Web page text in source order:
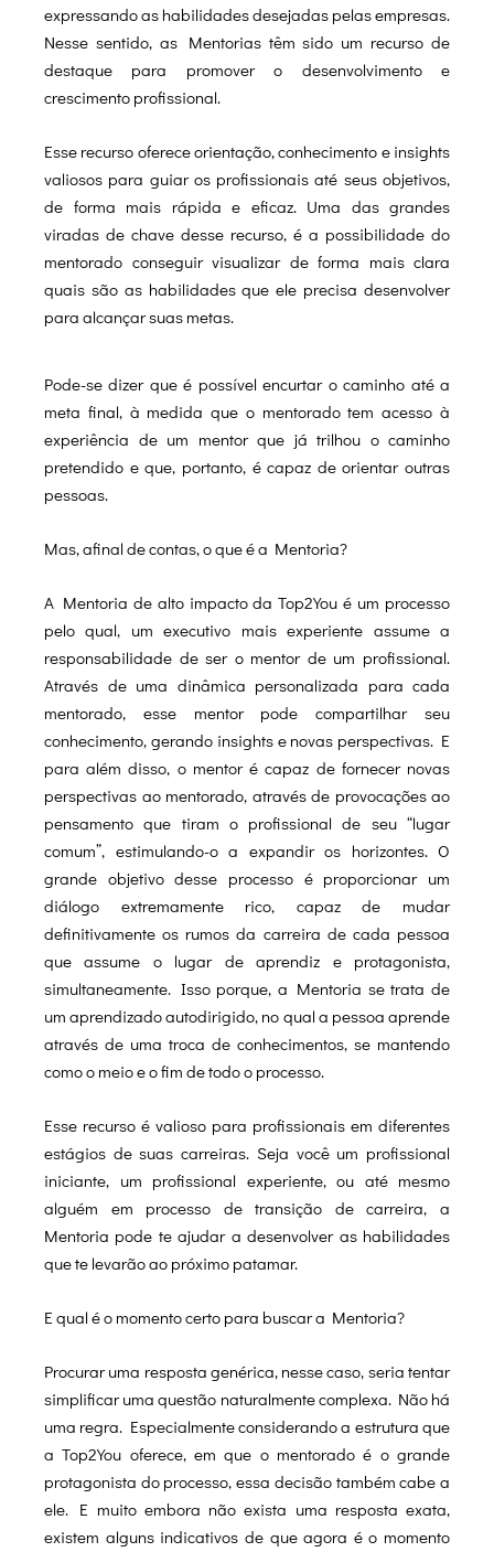
expressando as habilidades desejadas pelas empresas.
Nesse sentido, as Mentorias têm sido um recurso de
destaque para promover o desenvolvimento e
crescimento profissional.
Esse recurso oferece orientação, conhecimento e insights
valiosos para guiar os profissionais até seus objetivos,
de forma mais rápida e eficaz. Uma das grandes
viradas de chave desse recurso, é a possibilidade do
mentorado conseguir visualizar de forma mais clara
quais são as habilidades que ele precisa desenvolver
para alcançar suas metas.
Pode-se dizer que é possível encurtar o caminho até a
meta final, à medida que o mentorado tem acesso à
experiência de um mentor que já trilhou o caminho
pretendido e que, portanto, é capaz de orientar outras
pessoas.
Mas, afinal de contas, o que é a Mentoria?
A Mentoria de alto impacto da Top2You é um processo
pelo qual, um executivo mais experiente assume a
responsabilidade de ser o mentor de um profissional.
Através de uma dinâmica personalizada para cada
mentorado, esse mentor pode compartilhar seu
conhecimento, gerando insights e novas perspectivas. E
para além disso, o mentor é capaz de fornecer novas
perspectivas ao mentorado, através de provocações ao
pensamento que tiram o profissional de seu “lugar
comum”, estimulando-o a expandir os horizontes. O
grande objetivo desse processo é proporcionar um
diálogo extremamente rico, capaz de mudar
definitivamente os rumos da carreira de cada pessoa
que assume o lugar de aprendiz e protagonista,
simultaneamente. Isso porque, a Mentoria se trata de
um aprendizado autodirigido, no qual a pessoa aprende
através de uma troca de conhecimentos, se mantendo
como o meio e o fim de todo o processo.
Esse recurso é valioso para profissionais em diferentes
estágios de suas carreiras. Seja você um profissional
iniciante, um profissional experiente, ou até mesmo
alguém em processo de transição de carreira, a
Mentoria pode te ajudar a desenvolver as habilidades
que te levarão ao próximo patamar.
E qual é o momento certo para buscar a Mentoria?
Procurar uma resposta genérica, nesse caso, seria tentar
simplificar uma questão naturalmente complexa. Não há
uma regra. Especialmente considerando a estrutura que
a Top2You oferece, em que o mentorado é o grande
protagonista do processo, essa decisão também cabe a
ele. E muito embora não exista uma resposta exata,
existem alguns indicativos de que agora é o momento